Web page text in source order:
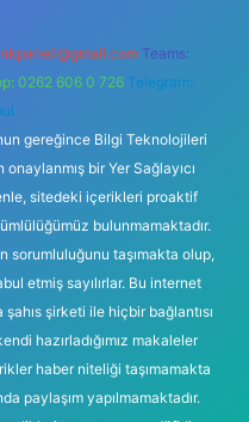
Teams:
0262 606 0 726 Telegram:
gereğince Bilgi Teknolojileri
bir Yer Sağlayıcı
sitedeki içerikleri proaktif
bulunmamaktadır.
sorumluluğunu taşımakta olup,
etmiş sayılırlar. Bu internet
şirketi ile hiçbir bağlantısı
hazırladığımız makaleler
haber niteliği taşımamakta
paylaşım yapılmamaktadır.